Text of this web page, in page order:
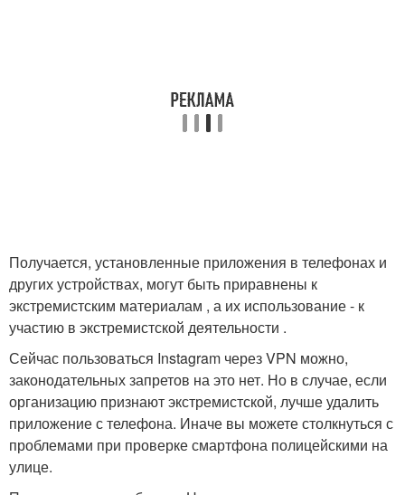
Получается, установленные приложения в телефонах и
других устройствах, могут быть приравнены к
экстремистским материалам , а их использование - к
участию в экстремистской деятельности .
Сейчас пользоваться Instagram через VPN можно,
законодательных запретов на это нет. Но в случае, если
организацию признают экстремистской, лучше удалить
приложение с телефона. Иначе вы можете столкнуться с
проблемами при проверке смартфона полицейскими на
улице.